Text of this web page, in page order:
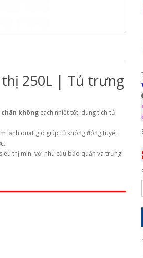
thị 250L | Tủ trưng
không cách nhiệt tốt, dung tích tủ
lạnh quạt gió giúp tủ không đóng tuyết.
thị mini với nhu cầu bảo quản và trưng